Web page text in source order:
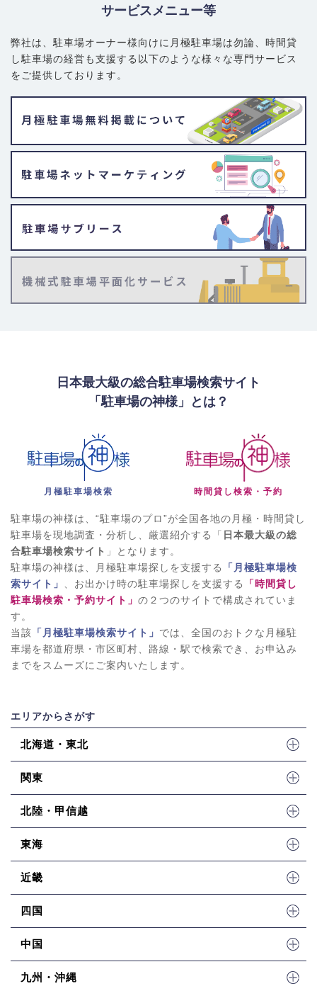
サービスメニュー等
弊社は、駐車場オーナー様向けに月極駐車場は勿論、 時間貸
し駐車場の経営も支援する以下のような様々な専門サービス
をご提供しております。
日本最大級の総合駐車場検索サイト
「駐車場の神様」とは？
月極駐車場検索 時間貸し検索・予約
駐車場の神様は、“駐車場のプロ”が全国各地の月極・時間貸し
駐車場を現地調査・分析し、厳選紹介する「 日本最大級の総
合駐車場検索サイト 」となります。
駐車場の神様は、月極駐車場探しを支援する
「月極駐車場検
索サイト」
、お出かけ時の駐車場探しを支援する
「時間貸し
駐車場検索・予約サイト」 の２つのサイトで構成されていま
す。
当該 「月極駐車場検索サイト」 では、全国のおトクな月極駐
車場を都道府県・市区町村、路線・駅で検索でき、お申込み
までをスムーズにご案内いたします。
エリアからさがす
北海道・東北
関東
北陸・甲信越
東海
近畿
四国
中国
九州・沖縄